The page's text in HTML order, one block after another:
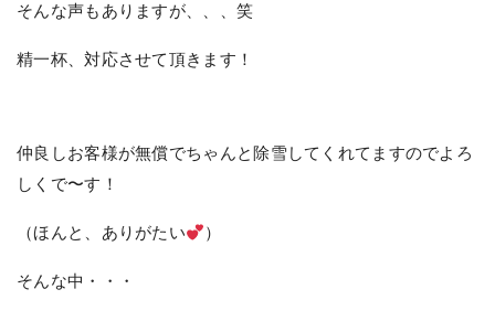
そんな声もありますが、、、笑
精一杯、対応させて頂きます！
仲良しお客様が無償でちゃんと除雪してくれてますのでよろ
しくで〜す！
（ほんと、ありがたい ）
そんな中・・・